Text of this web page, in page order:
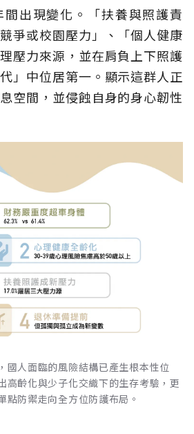
出現變化。「扶養與照護責
爭或校園壓力」、「個人健康
壓力來源，並在肩負上下照護
」中位居第一。顯示這群人正
空間，並侵蝕自身的身心韌性
國人面臨的風險結構已產生根本性位
高齡化與少子化交織下的生存考驗，更
點防禦走向全方位防護布局。